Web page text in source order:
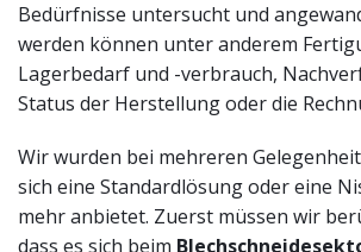
Bedürfnisse untersucht und
werden können unter anderem
Lagerbedarf und -verbrauch,
Status der Herstellung oder die
Wir wurden bei mehreren
sich eine Standardlösung oder eine
mehr anbietet. Zuerst müssen wir
dass es sich beim